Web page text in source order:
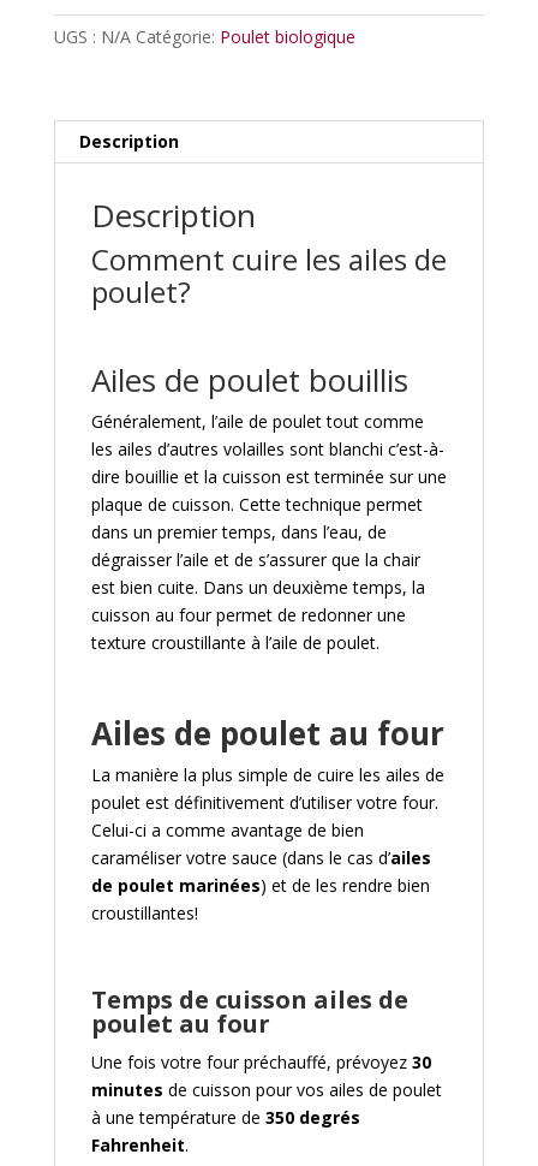
poulet
UGS : N/A Catégorie: Poulet biologique
Description
Description
Comment cuire les ailes de
poulet?
Ailes de poulet bouillis
Généralement, l’aile de poulet tout comme
les ailes d’autres volailles sont blanchi c’est-à-
dire bouillie et la cuisson est terminée sur une
plaque de cuisson. Cette technique permet
dans un premier temps, dans l’eau, de
dégraisser l’aile et de s’assurer que la chair
est bien cuite. Dans un deuxième temps, la
cuisson au four permet de redonner une
texture croustillante à l’aile de poulet.
Ailes de poulet au four
La manière la plus simple de cuire les ailes de
poulet est définitivement d’utiliser votre four.
Celui-ci a comme avantage de bien
caraméliser votre sauce (dans le cas d’ailes
de poulet marinées) et de les rendre bien
croustillantes!
Temps de cuisson ailes de
poulet au four
Une fois votre four préchauffé, prévoyez 30
minutes de cuisson pour vos ailes de poulet
à une température de 350 degrés
Fahrenheit.